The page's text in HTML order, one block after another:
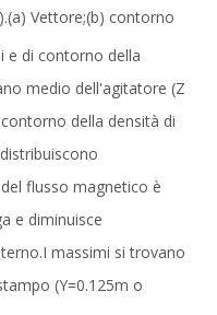
Vettore;(b) contorno
e di contorno della
medio dell'agitatore (Z
della densità di
flusso magnetico è
e diminuisce
massimi si trovano
(Y=0.125m o